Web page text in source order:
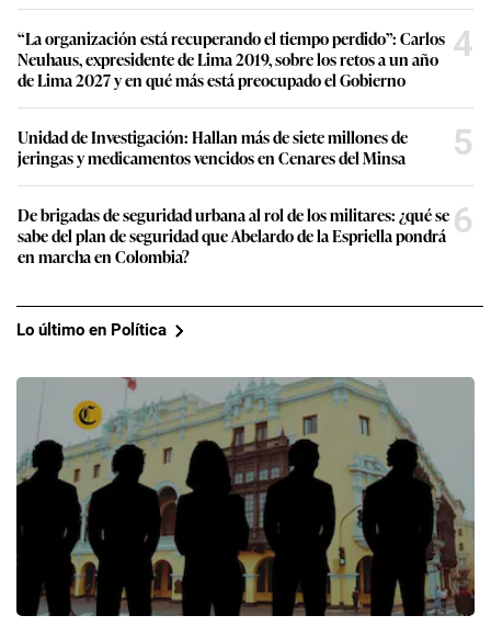
“La organización está recuperando el tiempo perdido”: Carlos
Neuhaus, expresidente de Lima 2019, sobre los retos a un año
de Lima 2027 y en qué más está preocupado el Gobierno
4
Unidad de Investigación: Hallan más de siete millones de
jeringas y medicamentos vencidos en Cenares del Minsa
5
De brigadas de seguridad urbana al rol de los militares: ¿qué se
sabe del plan de seguridad que Abelardo de la Espriella pondrá
en marcha en Colombia?
6
Lo último en Política